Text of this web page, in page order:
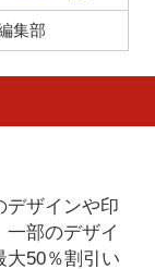
集部
デザインや印
部のデザイ
大50％割引い